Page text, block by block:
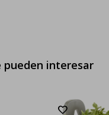
pueden interesar